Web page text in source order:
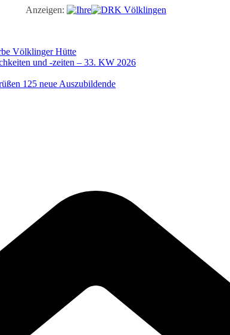
Anzeigen:
Völklinger Hütte
und -zeiten – 33. KW 2026
125 neue Auszubildende